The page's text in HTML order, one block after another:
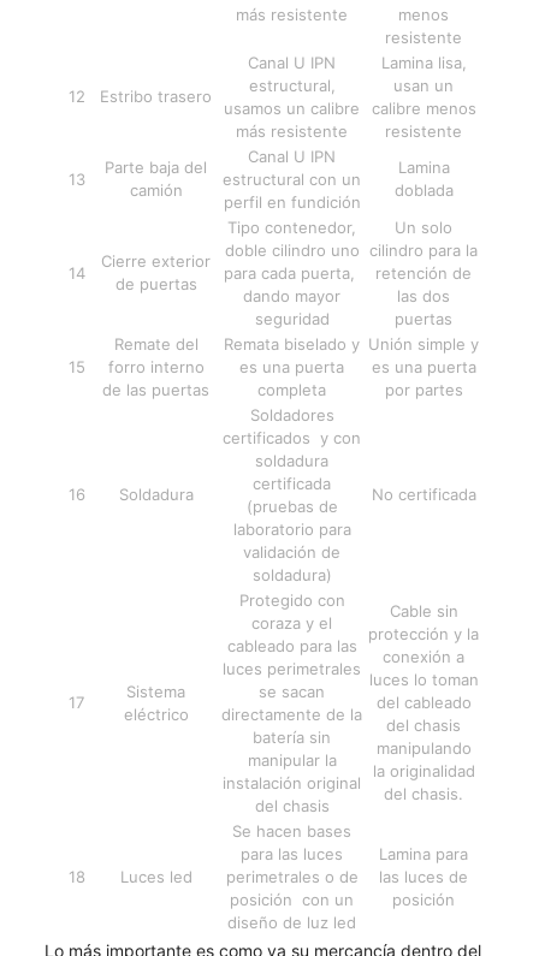
más resistente
menos
resistente
12 Estribo trasero
Canal U IPN
estructural,
usamos un calibre
más resistente
Lamina lisa,
usan un
calibre menos
resistente
13
Parte baja del
camión
Canal U IPN
estructural con un
perfil en fundición
Lamina
doblada
14
Cierre exterior
de puertas
Tipo contenedor,
doble cilindro uno
para cada puerta,
dando mayor
seguridad
Un solo
cilindro para la
retención de
las dos
puertas
15
Remate del
forro interno
de las puertas
Remata biselado y
es una puerta
completa
Unión simple y
es una puerta
por partes
16 Soldadura
Soldadores
certificados y con
soldadura
certificada
(pruebas de
laboratorio para
validación de
soldadura)
No certificada
17
Sistema
eléctrico
Protegido con
coraza y el
cableado para las
luces perimetrales
se sacan
directamente de la
batería sin
manipular la
instalación original
del chasis
Cable sin
protección y la
conexión a
luces lo toman
del cableado
del chasis
manipulando
la originalidad
del chasis.
18 Luces led
Se hacen bases
para las luces
perimetrales o de
posición con un
diseño de luz led
Lamina para
las luces de
posición
Lo más importante es como va su mercancía dentro del